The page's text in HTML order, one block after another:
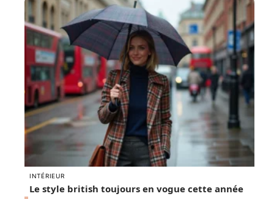
INTÉRIEUR
Le style british toujours en vogue cette année